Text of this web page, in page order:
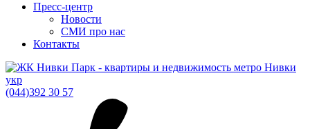
Пресс-центр
Новости
СМИ про нас
Контакты
укр
(044)392 30 57